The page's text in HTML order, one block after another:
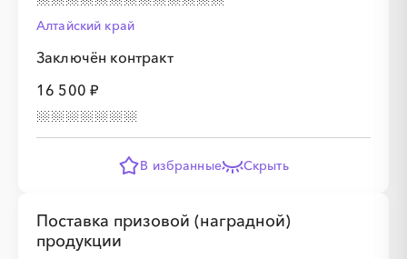
Алтайский край
Заключён контракт
16 500 ₽
В избранные Скрыть
Поставка призовой (наградной)
продукции